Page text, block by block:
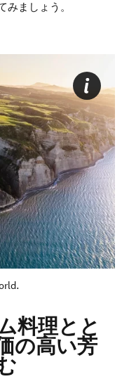
みましょう。
料理とと
の高い芳